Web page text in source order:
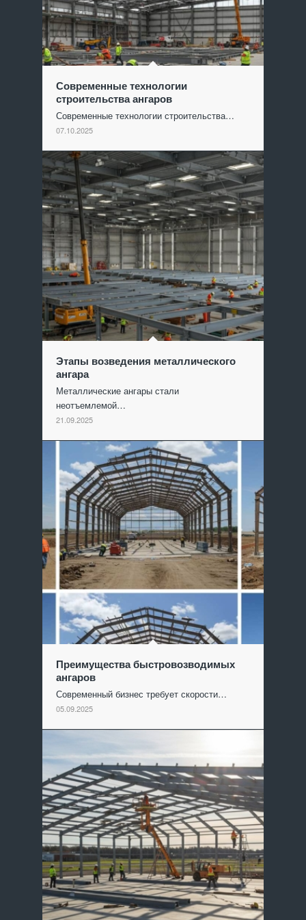
Современные технологии
строительства ангаров
Современные технологии строительства…
07.10.2025
Этапы возведения металлического
ангара
Металлические ангары стали
неотъемлемой…
21.09.2025
Преимущества быстровозводимых
ангаров
Современный бизнес требует скорости…
05.09.2025